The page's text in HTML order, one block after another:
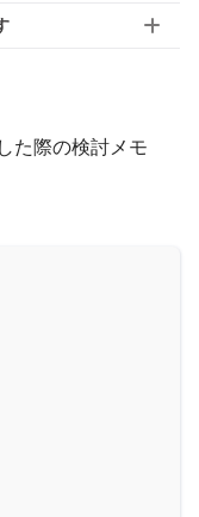
た際の検討メモ